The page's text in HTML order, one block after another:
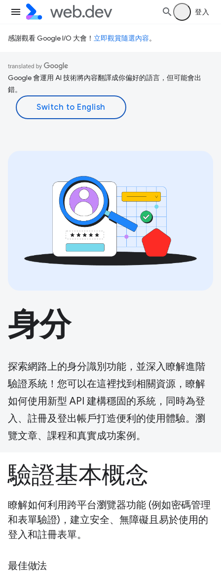
登入
感謝觀看 Google I/O 大會！ 立即觀賞隨選內容。
Google 會運用 AI 技術將內容翻譯成你偏好的語言，但可能會出
錯。
身分
探索網路上的身分識別功能，並深入瞭解進階
驗證系統！您可以在這裡找到相關資源，瞭解
如何使用新型 API 建構穩固的系統，同時為登
入、註冊及登出帳戶打造便利的使用體驗。瀏
覽文章、課程和真實成功案例。
驗證基本概念
瞭解如何利用跨平台瀏覽器功能 (例如密碼管理
和表單驗證)，建立安全、無障礙且易於使用的
登入和註冊表單。
最佳做法